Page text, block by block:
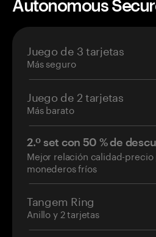
Autonomous
Juego de 3 tarjetas
Más seguro
Juego de 2 tarjetas
Más barato
2.º set con 50 % de
Mejor relación calidad-precio
monederos fríos
Tangem Ring
Anillo y 2 tarjetas